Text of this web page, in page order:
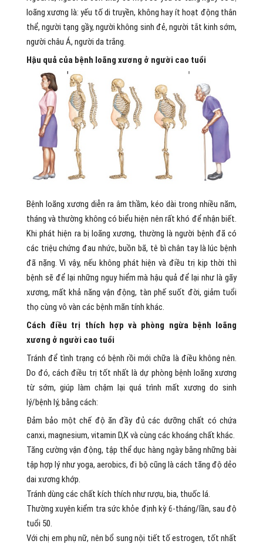
loãng xương là: yếu tố di truyền, không hay ít hoạt động thân
thể, người tạng gầy, người không sinh đẻ, người tắt kinh sớm,
người châu Á, người da trắng.
Hậu quả của bệnh loãng xương ở người cao tuổi
Bệnh loãng xương diễn ra âm thầm, kéo dài trong nhiều năm,
tháng và thường không có biểu hiện nên rất khó để nhận biết.
Khi phát hiện ra bị loãng xương, thường là người bệnh đã có
các triệu chứng đau nhức, buồn bã, tê bì chân tay là lúc bệnh
đã nặng. Vì vậy, nếu không phát hiện và điều trị kịp thời thì
bệnh sẽ để lại những nguy hiểm mà hậu quả để lại như là gãy
xương, mất khả năng vận động, tàn phế suốt đời, giảm tuổi
thọ cùng vô vàn các bệnh mãn tính khác.
Cách điều trị thích hợp và phòng ngừa bệnh loãng
xương ở người cao tuổi
Tránh để tình trạng có bệnh rồi mới chữa là điều không nên.
Do đó, cách điều trị tốt nhất là dự phòng bệnh loãng xương
từ sớm, giúp làm chậm lại quá trình mất xương do sinh
lý/bệnh lý, bằng cách:
Đảm bảo một chế độ ăn đầy đủ các dưỡng chất có chứa
canxi, magnesium, vitamin D,K và cùng các khoáng chất khác.
Tăng cường vận động, tập thể dục hàng ngày bằng những bài
tập hợp lý như yoga, aerobics, đi bộ cũng là cách tăng độ dẻo
dai xương khớp.
Tránh dùng các chất kích thích như rượu, bia, thuốc lá.
Thường xuyên kiểm tra sức khỏe định kỳ 6‑tháng/lần, sau độ
tuổi 50.
Với chị em phụ nữ, nên bổ sung nội tiết tố estrogen, tốt nhất